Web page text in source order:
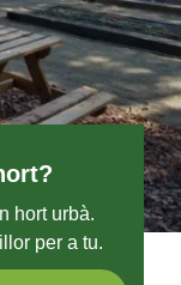
hort urbà.
per a tu.